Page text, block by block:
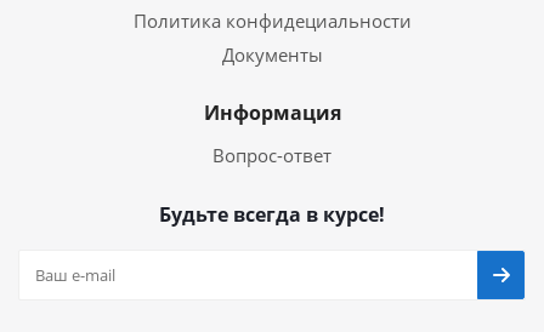
Политика конфидециальности
Документы
Информация
Вопрос-ответ
Будьте всегда в курсе!